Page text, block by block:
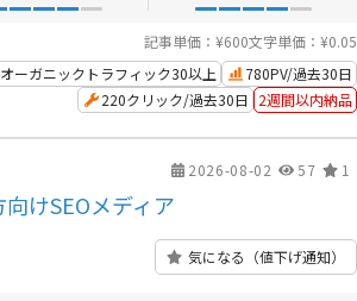
記事単価：¥600文字単価：¥0.05
オーガニックトラフィック30以上
780PV/過去30日
220クリック/過去30日 2週間以内納品
2026-08-02 57 1
けSEOメディア
気になる（値下げ通知）